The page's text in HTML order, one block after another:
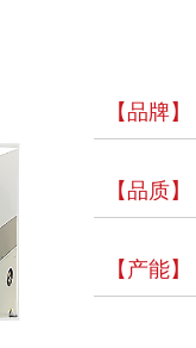
【品牌】
【品质】
【产能】